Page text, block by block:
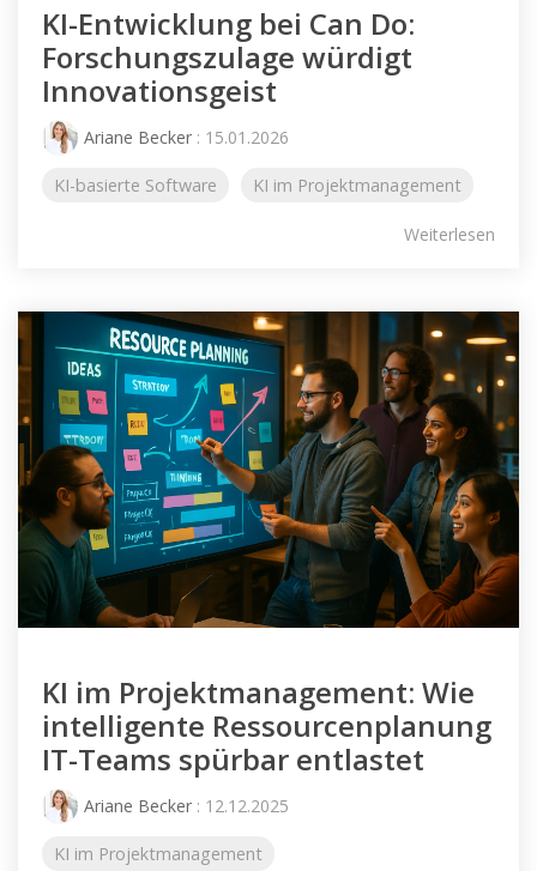
KI-Entwicklung bei Can Do:
Forschungszulage würdigt
Innovationsgeist
Ariane Becker : 15.01.2026
KI-basierte Software KI im Projektmanagement
Weiterlesen
KI im Projektmanagement: Wie
intelligente Ressourcenplanung
IT-Teams spürbar entlastet
Ariane Becker : 12.12.2025
KI im Projektmanagement